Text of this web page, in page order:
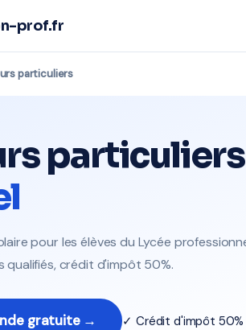
prof.fr
particuliers
pour les élèves du Lycée
qualifiés, crédit d'impôt 50%.
gratuite → ✓ Crédit d'impôt 50%